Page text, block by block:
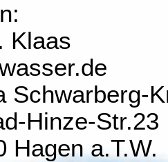
Klaas
Schwarberg-
Hinze-Str.23
Hagen a.T.W.